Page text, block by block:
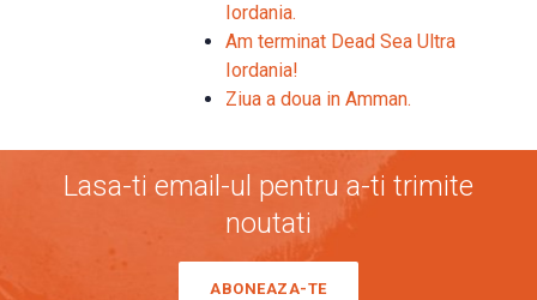
Iordania.
Am terminat Dead Sea Ultra
Iordania!
Ziua a doua in Amman.
Lasa-ti email-ul pentru a-ti trimite
noutati
ABONEAZA-TE